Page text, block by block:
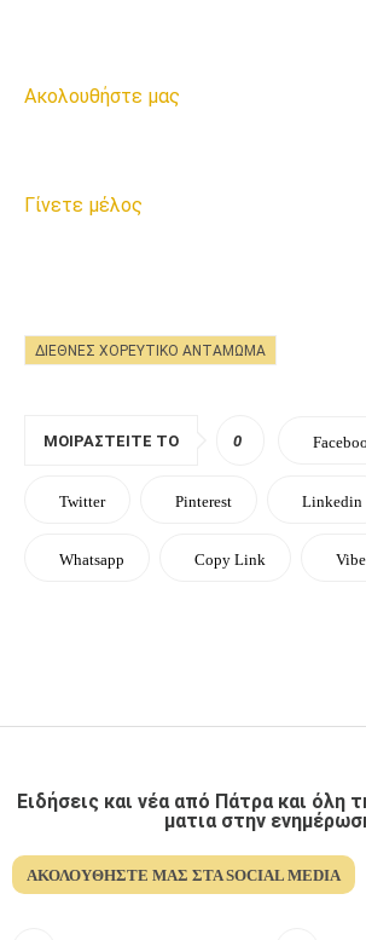
Ακολουθήστε μας
Γίνετε μέλος
ΔΙΕΘΝΈΣ ΧΟΡΕΥΤΙΚΌ ΑΝΤΆΜΩΜΑ
ΜΟΙΡΑΣΤΕΊΤΕ ΤΟ 0
Twitter Pinterest Linkedin
Whatsapp Copy Link
Ειδήσεις και νέα από Πάτρα και όλη
ματια στην
ΑΚΟΛΟΥΘΉΣΤΕ ΜΑΣ ΣΤΑ SOCIAL MEDIA